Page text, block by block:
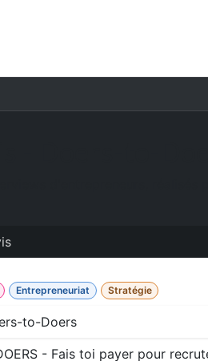
Entrepreneuriat Stratégie
to-Doers
- Fais toi payer pour